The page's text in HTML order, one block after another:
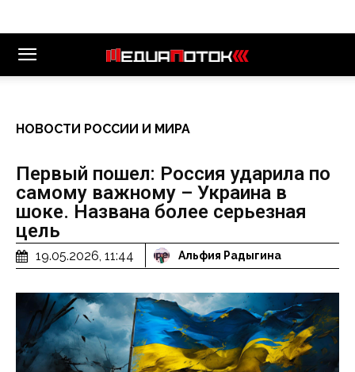
НОВОСТИ РОССИИ И МИРА
Первый пошел: Россия ударила по
самому важному – Украина в
шоке. Названа более серьезная
цель
19.05.2026, 11:44 Альфия Радыгина